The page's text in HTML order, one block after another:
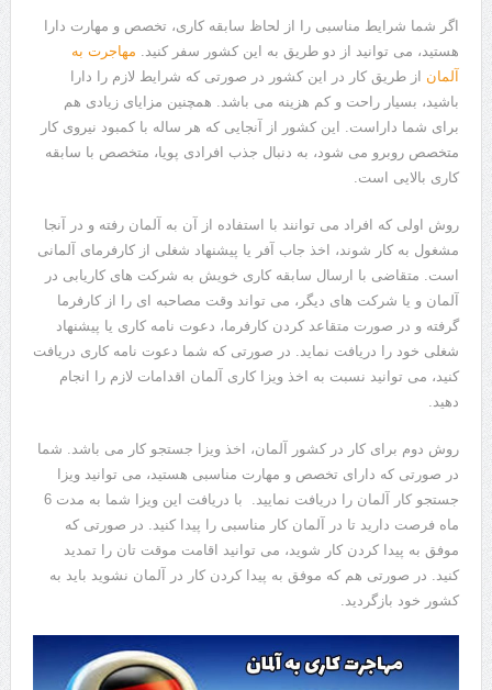
اگر شما شرایط مناسبی را از لحاظ سابقه کاری، تخصص و مهارت دارا
هستید، می توانید از دو طریق به این کشور سفر کنید. مهاجرت به
آلمان از طریق کار در این کشور در صورتی که شرایط لازم را دارا
باشید، بسیار راحت و کم هزینه می باشد. همچنین مزایای زیادی هم
برای شما داراست. این کشور از آنجایی که هر ساله با کمبود نیروی کار
متخصص روبرو می شود، به دنبال جذب افرادی پویا، متخصص با سابقه
کاری بالایی است.
روش اولی که افراد می توانند با استفاده از آن به آلمان رفته و در آنجا
مشغول به کار شوند، اخذ جاب آفر یا پیشنهاد شغلی از کارفرمای آلمانی
است. متقاضی با ارسال سابقه کاری خویش به شرکت های کاریابی در
آلمان و یا شرکت های دیگر، می تواند وقت مصاحبه ای را از کارفرما
گرفته و در صورت متقاعد کردن کارفرما، دعوت نامه کاری یا پیشنهاد
شغلی خود را دریافت نماید. در صورتی که شما دعوت نامه کاری دریافت
کنید، می توانید نسبت به اخذ ویزا کاری آلمان اقدامات لازم را انجام
دهید.
روش دوم برای کار در کشور آلمان، اخذ ویزا جستجو کار می باشد. شما
در صورتی که دارای تخصص و مهارت مناسبی هستید، می توانید ویزا
جستجو کار آلمان را دریافت نمایید. با دریافت این ویزا شما به مدت 6
ماه فرصت دارید تا در آلمان کار مناسبی را پیدا کنید. در صورتی که
موفق به پیدا کردن کار شوید، می توانید اقامت موقت تان را تمدید
کنید. در صورتی هم که موفق به پیدا کردن کار در آلمان نشوید باید به
کشور خود بازگردید.